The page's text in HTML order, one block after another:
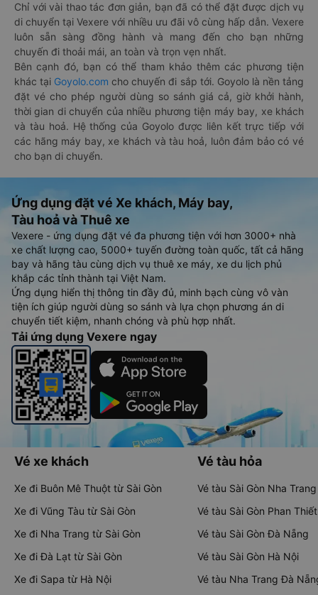
Chỉ với vài thao tác đơn giản, bạn đã có thể đặt được dịch vụ
di chuyển tại Vexere với nhiều ưu đãi vô cùng hấp dẫn. Vexere
luôn sẵn sàng đồng hành và mang đến cho bạn những
chuyến đi thoải mái, an toàn và trọn vẹn nhất.
Bên cạnh đó, bạn có thể tham khảo thêm các phương tiện
khác tại Goyolo.com cho chuyến đi sắp tới. Goyolo là nền tảng
đặt vé cho phép người dùng so sánh giá cả, giờ khởi hành,
thời gian di chuyển của nhiều phương tiện máy bay, xe khách
và tàu hoả. Hệ thống của Goyolo được liên kết trực tiếp với
các hãng máy bay, xe khách và tàu hoả, luôn đảm bảo có vé
cho bạn di chuyển.
Ứng dụng đặt vé Xe khách, Máy bay,
Tàu hoả và Thuê xe
Vexere - ứng dụng đặt vé đa phương tiện với hơn 3000+ nhà
xe chất lượng cao, 5000+ tuyến đường toàn quốc, tất cả hãng
bay và hãng tàu cùng dịch vụ thuê xe máy, xe du lịch phủ
khắp các tỉnh thành tại Việt Nam.
Ứng dụng hiển thị thông tin đầy đủ, minh bạch cùng vô vàn
tiện ích giúp người dùng so sánh và lựa chọn phương án di
chuyển tiết kiệm, nhanh chóng và phù hợp nhất.
Tải ứng dụng Vexere ngay
Vé xe khách
Xe đi Buôn Mê Thuột từ Sài Gòn
Xe đi Vũng Tàu từ Sài Gòn
Xe đi Nha Trang từ Sài Gòn
Xe đi Đà Lạt từ Sài Gòn
Xe đi Sapa từ Hà Nội
Vé tàu hỏa
Vé tàu Sài Gòn Nha Trang
Vé tàu Sài Gòn Phan Thiết
Vé tàu Sài Gòn Đà Nẵng
Vé tàu Sài Gòn Hà Nội
Vé tàu Nha Trang Đà